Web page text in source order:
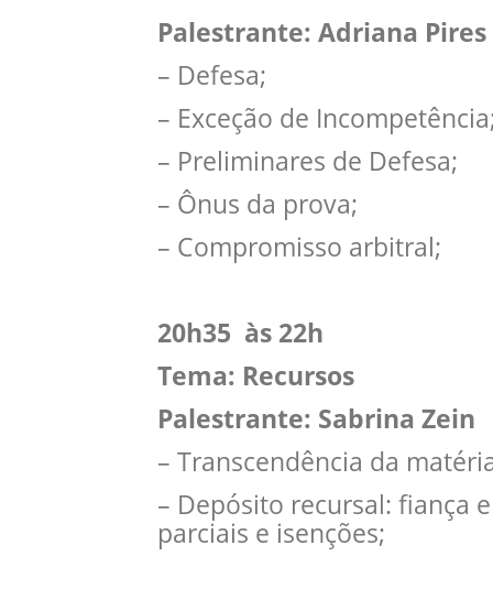
Palestrante: Adriana
– Defesa;
– Exceção de
– Preliminares de Defesa;
– Ônus da prova;
– Compromisso arbitral;
20h35 às 22h
Tema: Recursos
Palestrante: Sabrina Zein
– Transcendência da
– Depósito recursal: fiança
parciais e isenções;